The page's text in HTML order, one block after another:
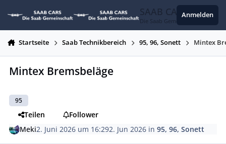
SAAB CARS
Die Saab Gemeinschaft
Anmelden
Startseite Saab Technikbereich 95, 96, Sonett Mintex
Mintex Bremsbeläge
95
Teilen
Follower
Meki2. Juni 2026 um 16:292. Jun 2026 in95, 96, Sonett